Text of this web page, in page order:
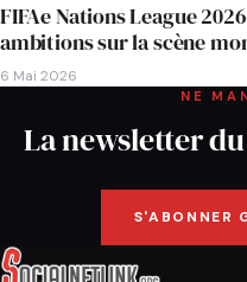
FIFAe Nations League
ambitions sur la scène
6 Mai 2026
NE
La newsletter
S'ABONNER